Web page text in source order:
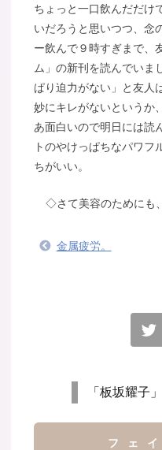
ちょっと一口飲んだだけ
いだろうと思いつつ、念
ー飲んで９時すぎまで、
ム」の新刊を読んでいま
ぱり迫力がない」と友人
妙にキレがないというか
あ面白いので明日には読
トのやけっぱちなパワフ
ちがいい。
◇さて美容のためにも
金属疲労。
「板坂耀子
フェ